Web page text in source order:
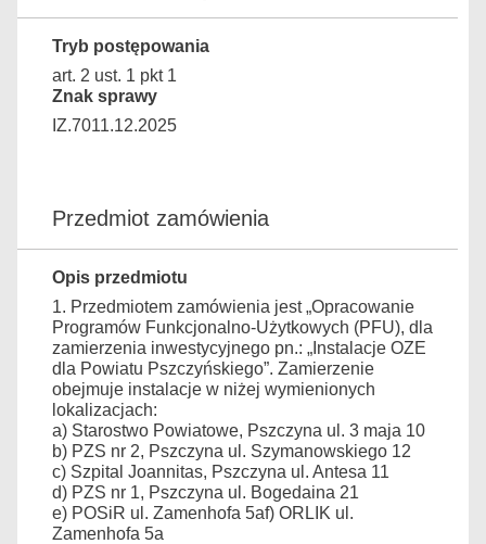
Tryb postępowania
art. 2 ust. 1 pkt 1
Znak sprawy
IZ.7011.12.2025
Przedmiot zamówienia
Opis przedmiotu
1. Przedmiotem zamówienia jest „Opracowanie
Programów Funkcjonalno-Użytkowych (PFU), dla
zamierzenia inwestycyjnego pn.: „Instalacje OZE
dla Powiatu Pszczyńskiego”. Zamierzenie
obejmuje instalacje w niżej wymienionych
lokalizacjach:
a) Starostwo Powiatowe, Pszczyna ul. 3 maja 10
b) PZS nr 2, Pszczyna ul. Szymanowskiego 12
c) Szpital Joannitas, Pszczyna ul. Antesa 11
d) PZS nr 1, Pszczyna ul. Bogedaina 21
e) POSiR ul. Zamenhofa 5af) ORLIK ul.
Zamenhofa 5a